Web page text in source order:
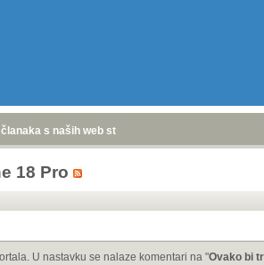
s naših web stranica
18 Pro
U nastavku se nalaze komentari na "Ovako bi